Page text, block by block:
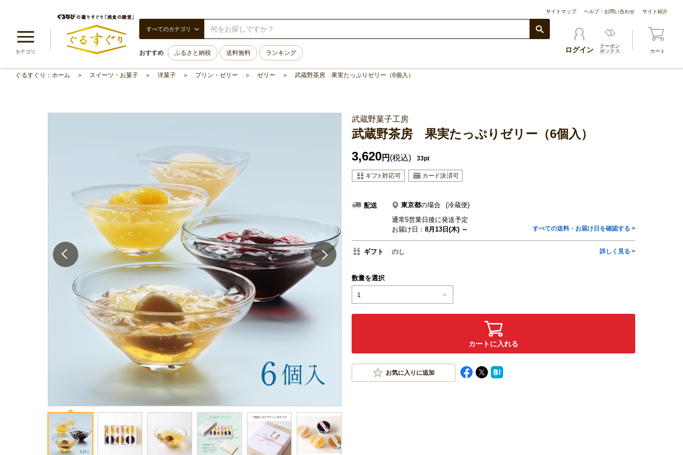
サイトマップ ヘルプ・お問い合わせ サイト紹介
カテゴリ
すべてのカテゴリ
おすすめ ふるさと納税 送料無料 ランキング ログイン
クーポン
ボックス
カート
ぐるすぐり：ホーム スイーツ・お菓子 洋菓子 プリン・ゼリー ゼリー 武蔵野茶房 果実たっぷりゼリー（6個入）
武蔵野菓子工房
武蔵野茶房 果実たっぷりゼリー（6個入）
3,620円 (税込) 33pt
配送 東京都の場合
(冷蔵便)
通常5営業日後に発送予定
お届け日： 8月13日(木) ～ すべての送料・お届け日を確認する >
ギフト のし 詳しく見る >
数量を選択
1
カートに入れる
お気に入りに追加